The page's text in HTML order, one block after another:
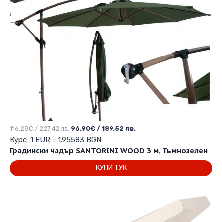
Градински чадър SANTORINI WOOD 3 м, Тъмнозелен
116.28€/ 227.42 лв. Original
price
was:
227.42 лв..
96.90€ / 189.52 лв.
е:
189.52 лв..
Курс: 1 EUR = 1.95583 BGN
КУПИ ТУК